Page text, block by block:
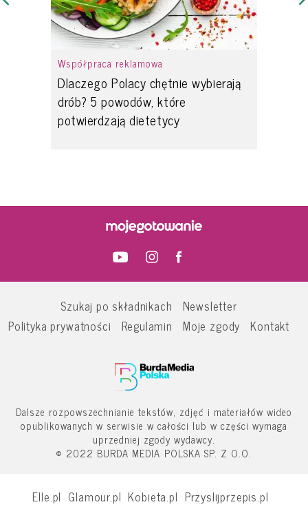
Współpraca reklamowa
Dlaczego Polacy chętnie wybierają
drób? 5 powodów, które
potwierdzają dietetycy
Szukaj po składnikach
Newsletter
Polityka prywatności
Regulamin Moje zgody Kontakt
Dalsze rozpowszechnianie tekstów, zdjęć i materiałów wideo
opublikowanych w serwisie w całości lub w części wymaga
uprzedniej zgody wydawcy.
© 2022 BURDA MEDIA POLSKA SP. Z O.O.
Elle.pl Glamour.pl Kobieta.pl Przyslijprzepis.pl